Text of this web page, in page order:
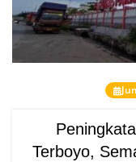
Terboyo,